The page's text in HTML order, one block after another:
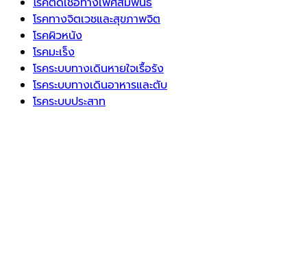
โรคทางจิตเวชและสุขภาพจิต
โรคผิวหนัง
โรคมะเร็ง
โรคระบบทางเดินหายใจเรื้อรัง
โรคระบบทางเดินอาหารและตับ
โรคระบบประสาท